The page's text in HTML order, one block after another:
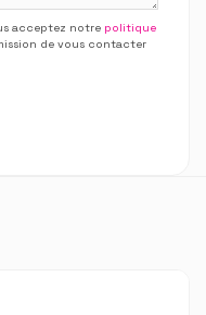
acceptez notre politique
de vous contacter